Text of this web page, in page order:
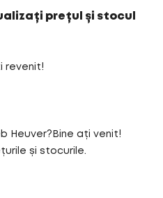
prețul și stocul
revenit!
Heuver?Bine ați venit!
și stocurile.